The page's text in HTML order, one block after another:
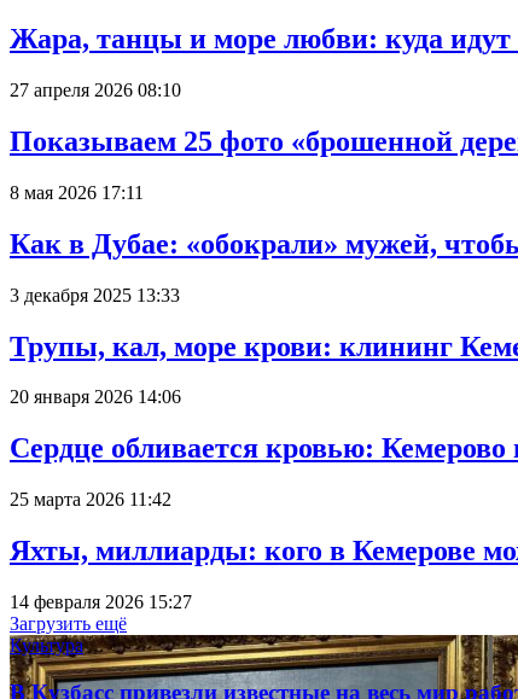
Жара, танцы и море любви: куда идут
27 апреля 2026 08:10
Показываем 25 фото «брошенной
8 мая 2026 17:11
Как в Дубае: «обокрали» мужей,
3 декабря 2025 13:33
Трупы, кал, море крови: клининг
20 января 2026 14:06
Сердце обливается кровью:
25 марта 2026 11:42
Яхты, миллиарды: кого в Кемерове
14 февраля 2026 15:27
Загрузить ещё
Культура
В Кузбасс привезли известные на весь мир